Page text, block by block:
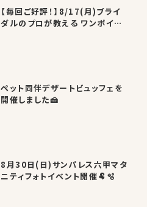
【毎回ご好評！】8/17(月)ブライ
ダルのプロが教える ワンポイン
ペット同伴デザートビュッフェを
開催しました🍰
8月30日(日)サンパレス六甲マタ
ニティフォトイベント開催🐏🫧